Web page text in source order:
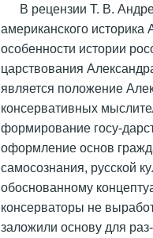
В рецензии Т. В.
американского
особенности истории
царствования
является положение
консервативных
формирование госу-
оформление основ
самосознания, русской
обоснованному
консерваторы не
заложили основу для